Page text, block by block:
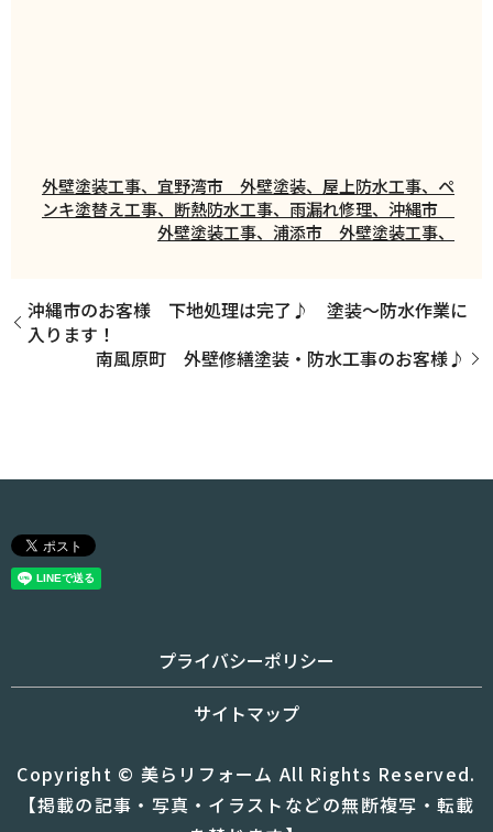
外壁塗装工事、宜野湾市 外壁塗装、屋上防水工事、ペ
ンキ塗替え工事、断熱防水工事、雨漏れ修理、沖縄市
外壁塗装工事、浦添市 外壁塗装工事、
沖縄市のお客様 下地処理は完了♪ 塗装～防水作業に
入ります！
南風原町 外壁修繕塗装・防水工事のお客様♪
プライバシーポリシー
サイトマップ
Copyright © 美らリフォーム All Rights Reserved.
【掲載の記事・写真・イラストなどの無断複写・転載